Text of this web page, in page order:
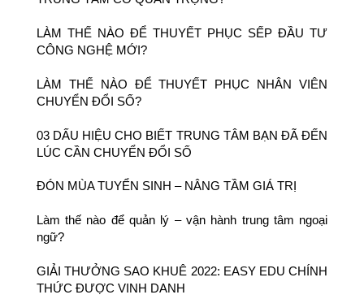
LÀM THẾ NÀO ĐỂ THUYẾT PHỤC SẾP ĐẦU TƯ
CÔNG NGHỆ MỚI?
LÀM THẾ NÀO ĐỂ THUYẾT PHỤC NHÂN VIÊN
CHUYỂN ĐỔI SỐ?
03 DẤU HIỆU CHO BIẾT TRUNG TÂM BẠN ĐÃ ĐẾN
LÚC CẦN CHUYỂN ĐỔI SỐ
ĐÓN MÙA TUYỂN SINH – NÂNG TẦM GIÁ TRỊ
Làm thế nào để quản lý – vận hành trung tâm ngoại
ngữ?
GIẢI THƯỞNG SAO KHUÊ 2022: EASY EDU CHÍNH
THỨC ĐƯỢC VINH DANH